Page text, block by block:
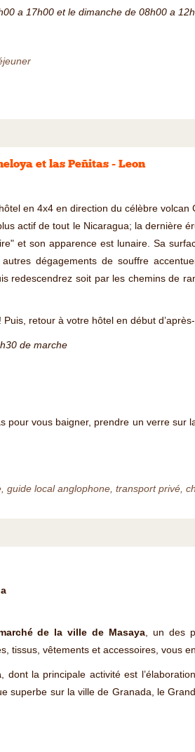
a 17h00 et le dimanche de 08h00 a
et las Peñitas - Leon
en 4x4 en direction du célèbre volcan
actif de tout le Nicaragua; la dernière
et son apparence est lunaire. Sa
dégagements de souffre
redescendrez soit par les chemins de
retour à votre hôtel en début d’après-
de marche
pour vous baigner, prendre un verre sur
local anglophone, transport privé,
de la ville de Masaya, un des
tissus, vêtements et accessoires, vous
, dont la principale activité est
superbe sur la ville de Granada, le